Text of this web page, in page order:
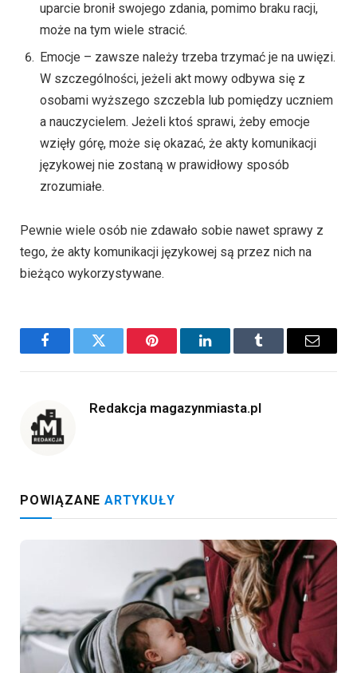
uparcie bronił swojego zdania, pomimo braku racji,
może na tym wiele stracić.
Emocje – zawsze należy trzeba trzymać je na uwięzi.
W szczególności, jeżeli akt mowy odbywa się z
osobami wyższego szczebla lub pomiędzy uczniem
a nauczycielem. Jeżeli ktoś sprawi, żeby emocje
wzięły górę, może się okazać, że akty komunikacji
językowej nie zostaną w prawidłowy sposób
zrozumiałe.
Pewnie wiele osób nie zdawało sobie nawet sprawy z
tego, że akty komunikacji językowej są przez nich na
bieżąco wykorzystywane.
FacebookTwitter Pinterest LinkedInTumblr Email
Redakcja magazynmiasta.pl
POWIĄZANE ARTYKUŁY